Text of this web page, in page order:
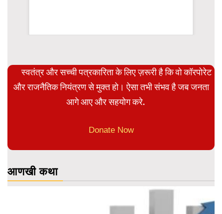
स्वतंत्र और सच्ची पत्रकारिता के लिए ज़रूरी है कि वो कॉरपोरेट
और राजनैतिक नियंत्रण से मुक्त हो। ऐसा तभी संभव है जब जनता
आगे आए और सहयोग करे.
Donate Now
आणखी कथा